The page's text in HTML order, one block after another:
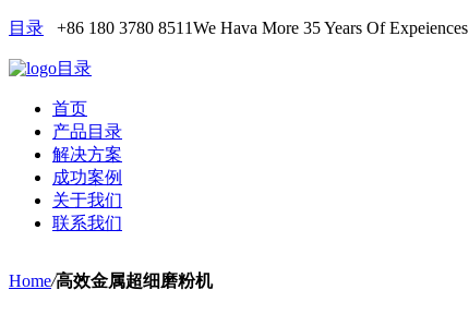
目录 +86 180 3780 8511We Hava More 35 Years Of Expeiences
目录
首页
产品目录
解决方案
成功案例
关于我们
联系我们
Home/高效金属超细磨粉机